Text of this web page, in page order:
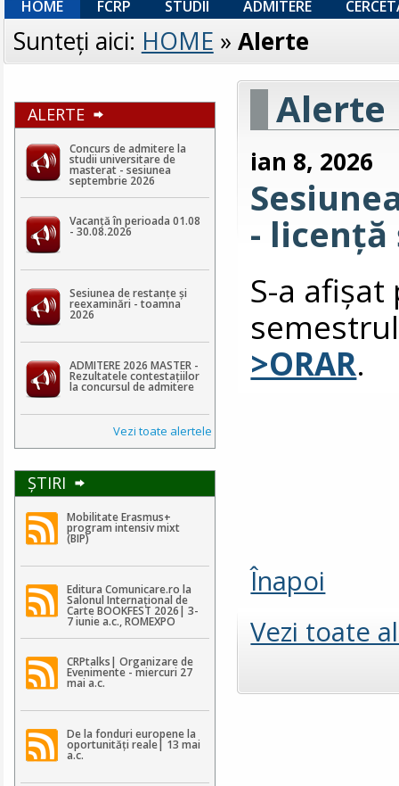
HOME FCRP STUDII ADMITERE
Sunteţi aici: HOME » Alerte
ALERTE
Concurs de admitere la
studii universitare de
masterat - sesiunea
septembrie 2026
Vacanță în perioada 01.08
- 30.08.2026
Sesiunea de restanțe și
reexaminări - toamna
2026
ADMITERE 2026 MASTER -
Rezultatele contestaţiilor
la concursul de admitere
Vezi toate alertele
ŞTIRI
Mobilitate Erasmus+
program intensiv mixt
(BIP)
Editura Comunicare.ro la
Salonul Internațional de
Carte BOOKFEST 2026| 3-
7 iunie a.c., ROMEXPO
CRPtalks| Organizare de
Evenimente - miercuri 27
mai a.c.
De la fonduri europene la
oportunități reale| 13 mai
a.c.
Alerte
ian 8, 2026
- licență
S-a
>ORAR.
Înapoi
Vezi toate